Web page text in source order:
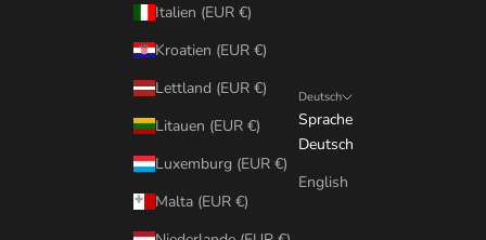
Italien (EUR €)
Kroatien (EUR €)
Lettland (EUR €)
Litauen (EUR €)
Luxemburg (EUR €)
Malta (EUR €)
Deutsch
Sprache
Deutsch
English